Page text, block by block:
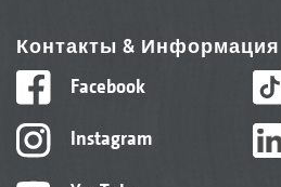
Контакты & Информация
Facebook
Instagram